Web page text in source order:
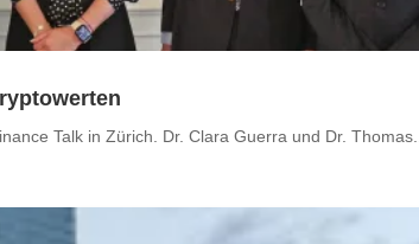
Talk in Zürich. Dr. Clara Guerra und Dr. Thomas...